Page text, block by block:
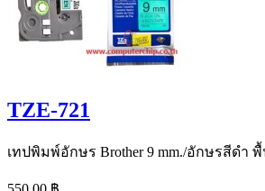
TZE-721
เทปพิมพ์อักษร Brother 9 mm./อักษรสีดำ พื้